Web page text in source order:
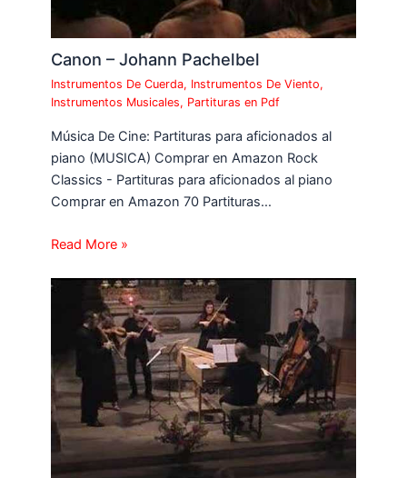
Canon – Johann Pachelbel
Instrumentos De Cuerda, Instrumentos De Viento,
Instrumentos Musicales, Partituras en Pdf
Música De Cine: Partituras para aficionados al
piano (MUSICA) Comprar en Amazon Rock
Classics - Partituras para aficionados al piano
Comprar en Amazon 70 Partituras…
Read More »